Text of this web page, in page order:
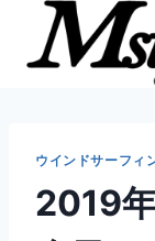
ウインドサーフィ
2019